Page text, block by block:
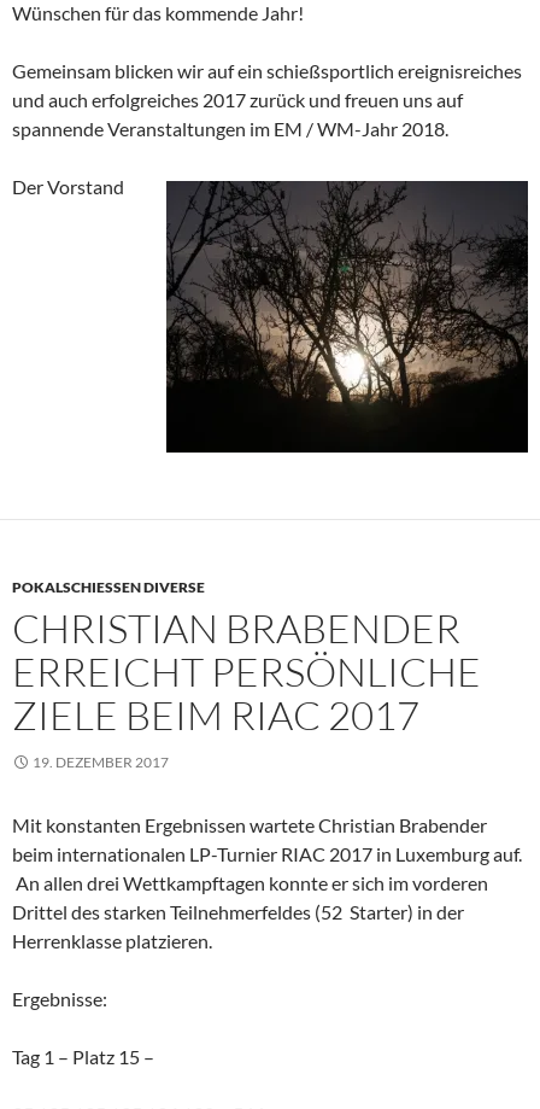
Wünschen für das kommende Jahr!
Gemeinsam blicken wir auf ein schießsportlich ereignisreiches
und auch erfolgreiches 2017 zurück und freuen uns auf
spannende Veranstaltungen im EM / WM-Jahr 2018.
Der Vorstand
POKALSCHIESSEN DIVERSE
CHRISTIAN BRABENDER
ERREICHT PERSÖNLICHE
ZIELE BEIM RIAC 2017
19. DEZEMBER 2017
Mit konstanten Ergebnissen wartete Christian Brabender
beim internationalen LP-Turnier RIAC 2017 in Luxemburg auf.
An allen drei Wettkampftagen konnte er sich im vorderen
Drittel des starken Teilnehmerfeldes (52 Starter) in der
Herrenklasse platzieren.
Ergebnisse:
Tag 1 – Platz 15 –